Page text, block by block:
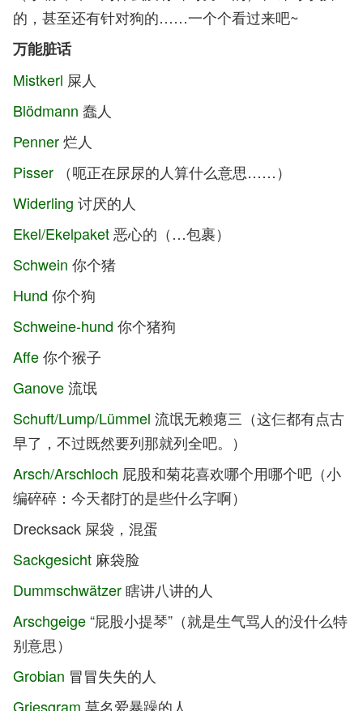
的，甚至还有针对狗的……一个个看过来吧~
万能脏话
Mistkerl 屎人
Blödmann 蠢人
Penner烂人
Pisser
（呃正在尿尿的人算什么意思……）
Widerling 讨厌的人
Ekel/Ekelpaket恶心的（…包裹）
Schwein 你个猪
Hund 你个狗
Schweine-hund 你个猪狗
Affe你个猴子
Ganove流氓
Schuft/Lump/Lümmel 流氓无赖瘪三（这仨都有点古
早了，不过既然要列那就列全吧。）
Arsch/Arschloch 屁股和菊花喜欢哪个用哪个吧（小
编碎碎：今天都打的是些什么字啊）
Drecksack 屎袋，混蛋
Sackgesicht 麻袋脸
Dummschwätzer瞎讲八讲的人
Arschgeige“屁股小提琴”（就是生气骂人的没什么特
别意思）
Grobian 冒冒失失的人
Griesgram 莫名爱暴躁的人